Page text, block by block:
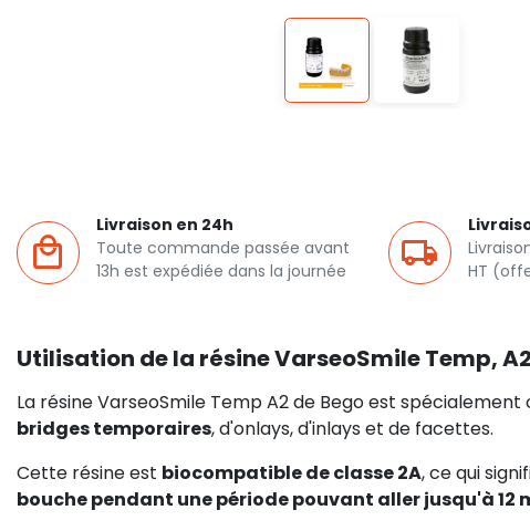
Livraison en 24h
Toute commande passée avant
13h est expédiée dans la journée
HT
Utilisation de la résine VarseoSmile Temp,
La résine VarseoSmile Temp A2 de Bego est
bridges temporaires, d'onlays, d'inlays et de facettes.
Cette résine est biocompatible de classe 2A, ce qui
bouche pendant une période pouvant aller jusqu'à 12